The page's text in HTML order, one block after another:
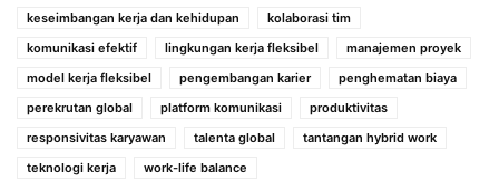
keseimbangan kerja dan kehidupan
kolaborasi tim
komunikasi efektif
lingkungan kerja fleksibel
manajemen proyek
model kerja fleksibel
pengembangan karier
penghematan biaya
perekrutan global
platform komunikasi
produktivitas
responsivitas karyawan
talenta global
tantangan hybrid work
teknologi kerja
work-life balance